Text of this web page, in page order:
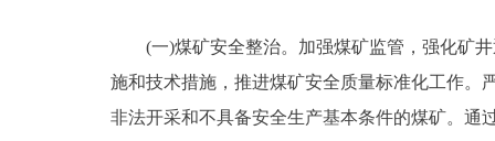
12345网上接诉即办
(一)煤矿安全整治。加强煤矿监管，强化矿井
施和技术措施，推进煤矿安全质量标准化工作。
非法开采和不具备安全生产基本条件的煤矿。通